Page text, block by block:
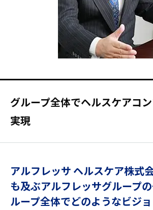
グループ全体でヘルスケアコ
実現
アルフレッサ ヘルスケア株式
も及ぶアルフレッサグループ
ループ全体でどのようなビジ